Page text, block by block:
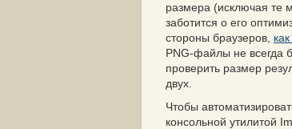
размера (исключая те
заботится о его
стороны браузеров,
PNG-файлы не всегда
проверить размер
двух.
Чтобы
консольной утилитой